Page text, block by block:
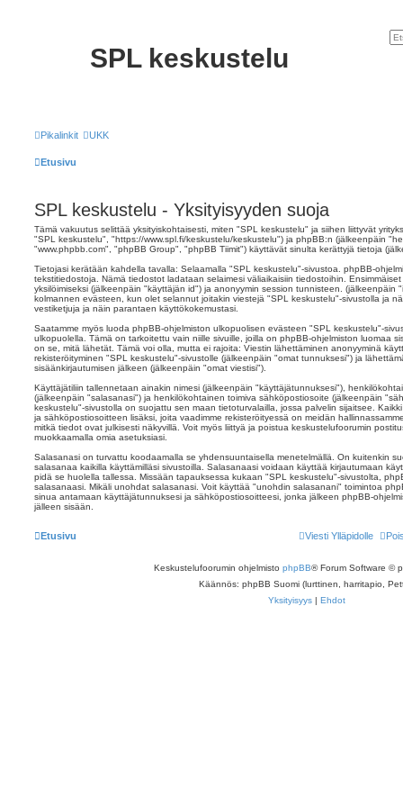
SPL keskustelu
Pikalinkit UKK
Etusivu
SPL keskustelu - Yksityisyyden suoja
Tämä vakuutus selittää yksityiskohtaisesti, miten "SPL keskustelu" ja siihen liittyvät
"SPL keskustelu", "https://www.spl.fi/keskustelu/keskustelu") ja phpBB:n (jälkeenpäin
"www.phpbb.com", "phpBB Group", "phpBB Tiimit") käyttävät sinulta kerättyjä tietoja
Tietojasi kerätään kahdella tavalla: Selaamalla "SPL keskustelu"-sivustoa. phpBB-
tekstitiedostoja. Nämä tiedostot ladataan selaimesi väliaikaisiin tiedostoihin.
yksilöimiseksi (jälkeenpäin "käyttäjän id") ja anonyymin session tunnisteen. (jälkeenpäin
kolmannen evästeen, kun olet selannut joitakin viestejä "SPL keskustelu"-sivustolla ja
vestiketjuja ja näin parantaen käyttökokemustasi.
Saatamme myös luoda phpBB-ohjelmiston ulkopuolisen evästeen "SPL keskustelu"-
ulkopuolella. Tämä on tarkoitettu vain niille sivuille, joilla on phpBB-ohjelmiston luomaa
on se, mitä lähetät. Tämä voi olla, mutta ei rajoita: Viestin lähettäminen anonyyminä
rekisteröityminen "SPL keskustelu"-sivustolle (jälkeenpäin "omat tunnuksesi") ja
sisäänkirjautumisen jälkeen (jälkeenpäin "omat viestisi").
Käyttäjätiliin tallennetaan ainakin nimesi (jälkeenpäin "käyttäjätunnuksesi"),
(jälkeenpäin "salasanasi") ja henkilökohtainen toimiva sähköpostiosoite (jälkeenpäin
keskustelu"-sivustolla on suojattu sen maan tietoturvalailla, jossa palvelin sijaitsee.
ja sähköpostiosoitteen lisäksi, joita vaadimme rekisteröityessä on meidän
mitkä tiedot ovat julkisesti näkyvillä. Voit myös liittyä ja poistua keskustelufoorumin
muokkaamalla omia asetuksiasi.
Salasanasi on turvattu koodaamalla se yhdensuuntaisella menetelmällä. On kuitenkin
salasanaa kaikilla käyttämilläsi sivustoilla. Salasanaasi voidaan käyttää kirjautumaan
pidä se huolella tallessa. Missään tapauksessa kukaan "SPL keskustelu"-sivustolta,
salasanaasi. Mikäli unohdat salasanasi. Voit käyttää "unohdin salasanani" toimintoa
sinua antamaan käyttäjätunnuksesi ja sähköpostiosoitteesi, jonka jälkeen phpBB-
jälleen sisään.
Etusivu Viesti Ylläpidolle
Keskustelufoorumin ohjelmisto phpBB® Forum Software ©
Käännös: phpBB Suomi (lurttinen, harritapio,
Yksityisyys| Ehdot